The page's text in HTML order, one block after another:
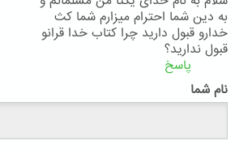
به دین شما احترام میزارم شما کث
خدارو قبول دارید چرا کتاب خدا قرانو
قبول ندارید؟
پاسخ
نام شما